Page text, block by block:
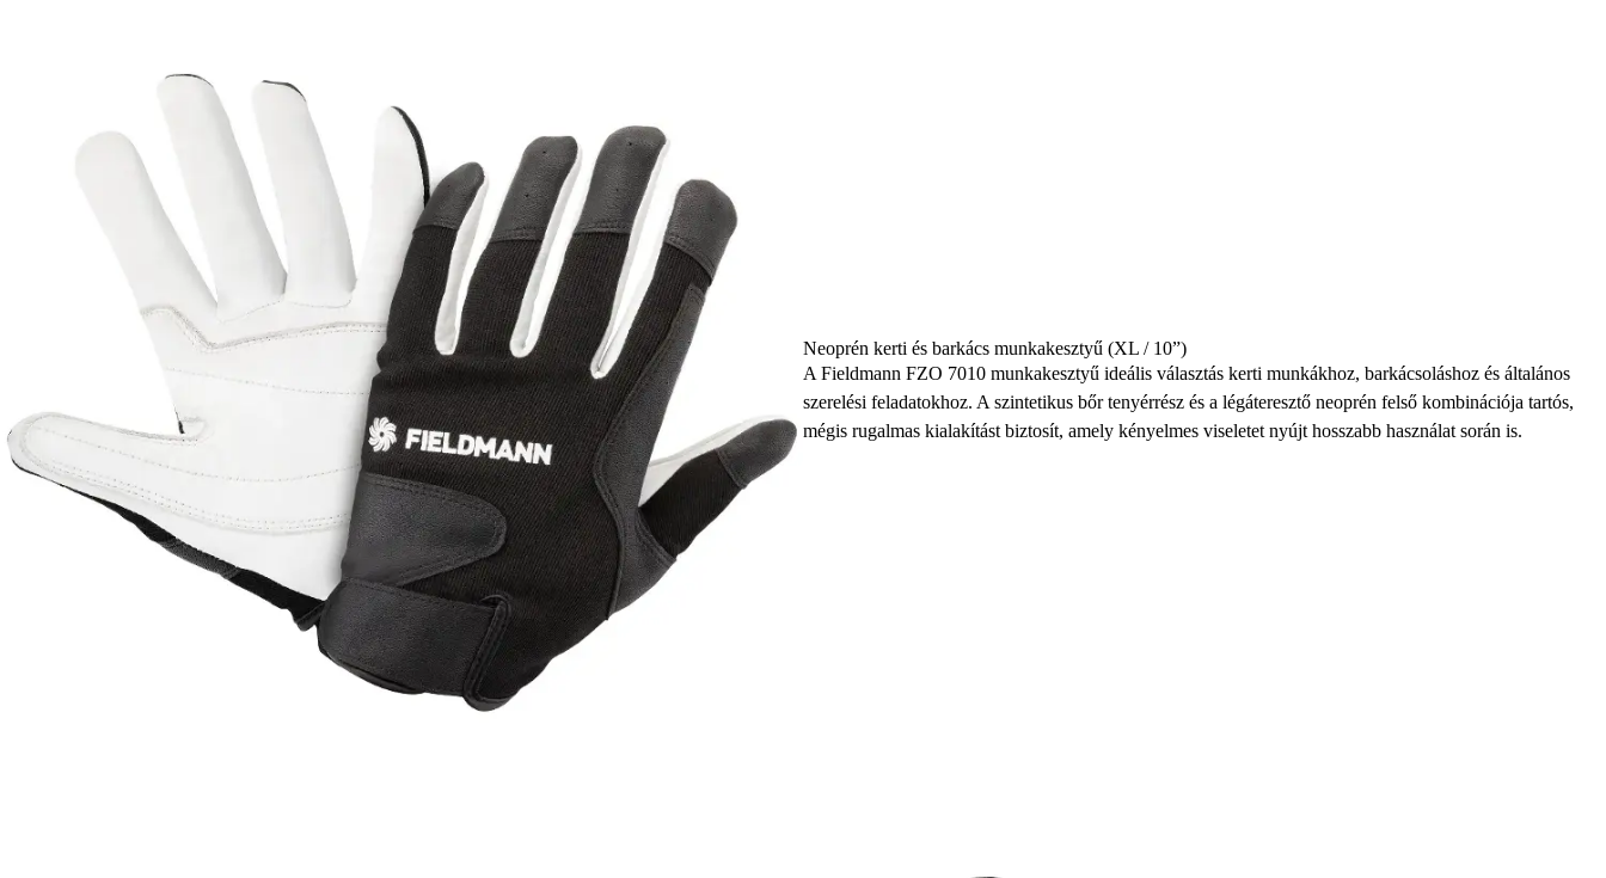
Neoprén kerti és barkács munkakesztyű (XL / 10”)
A Fieldmann FZO 7010 munkakesztyű ideális választás kerti munkákhoz, barkácsoláshoz és általános
szerelési feladatokhoz. A szintetikus bőr tenyérrész és a légáteresztő neoprén felső kombinációja tartós,
mégis rugalmas kialakítást biztosít, amely kényelmes viseletet nyújt hosszabb használat során is.